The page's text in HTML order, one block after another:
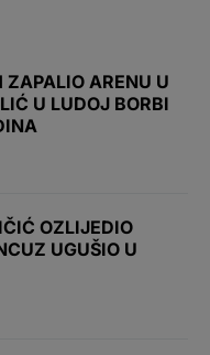
ARENU U
U LUDOJ BORBI
OZLIJEDIO
UGUŠIO U